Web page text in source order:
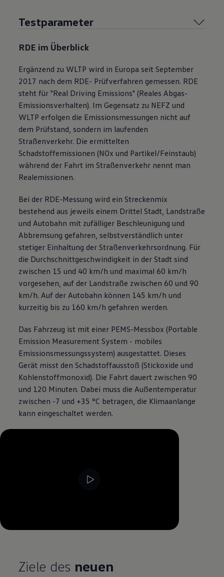
Testparameter
RDE im Überblick
Ergänzend zu WLTP wird in Europa seit September
2017 nach dem RDE- Prüfverfahren gemessen. RDE
steht für "Real Driving Emissions" (Reales Abgas-
Emissionsverhalten). Im Gegensatz zu NEFZ und
WLTP erfolgen die Emissionsmessungen nicht auf
dem Prüfstand, sondern im laufenden
Straßenverkehr. Die ermittelten
Schadstoffemissionen (NOx und Partikel/Feinstaub)
während der Fahrt im Straßenverkehr nennt man
Realemissionen.
Bei der RDE-Messung wird ein Streckenmix
bestehend aus jeweils einem Drittel Stadt, Landstraße
und Autobahn mit zufälliger Beschleunigung und
Abbremsung gefahren, selbstverständlich unter
stetiger Einhaltung der Straßenverkehrsordnung. Für
die Durchschnittgeschwindigkeit in der Stadt sind
zwischen 15 und 40 km/h und maximal 60 km/h
vorgesehen, auf der Landstraße zwischen 60 und 90
km/h. Auf der Autobahn können 145 km/h und
kurzeitig bis zu 160 km/h gefahren werden.
Das Fahrzeug ist mit einer PEMS-Messbox (Portable
Emission Measurement System - mobiles
Emissionsmessungssystem) ausgestattet. Dieses
Gerät misst den Schadstoffausstoß (Stickoxide und
Kohlenstoffmonoxid). Die Fahrt dauert zwischen 90
und 120 Minuten. Dabei muss die Außentemperatur
zwischen -7 und +35 °C betragen, die Klimaanlange
kann eingeschaltet werden.
Ziele des neuen